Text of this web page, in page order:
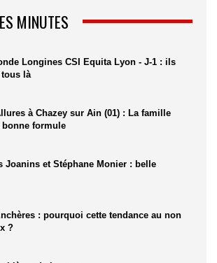
MINUTES
Longines CSI Equita Lyon - J-1 : ils
là
à Chazey sur Ain (01) : La famille
bonne formule
Joanins et Stéphane Monier : belle
: pourquoi cette tendance au non
?